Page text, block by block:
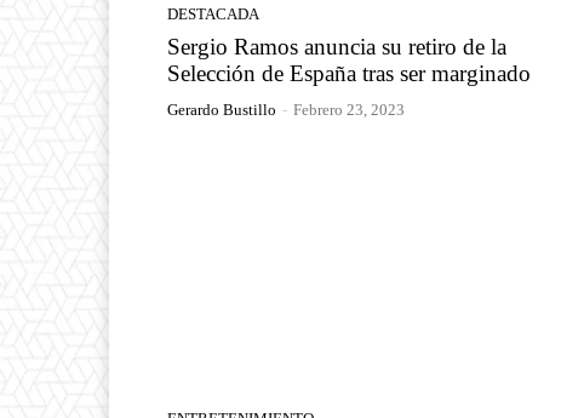
DESTACADA
Sergio Ramos anuncia su retiro de la
Selección de España tras ser marginado
Gerardo Bustillo - Febrero 23, 2023